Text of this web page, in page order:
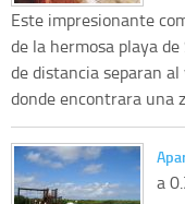
Este impresionante
de la hermosa playa
de distancia separan
donde encontrara una
a